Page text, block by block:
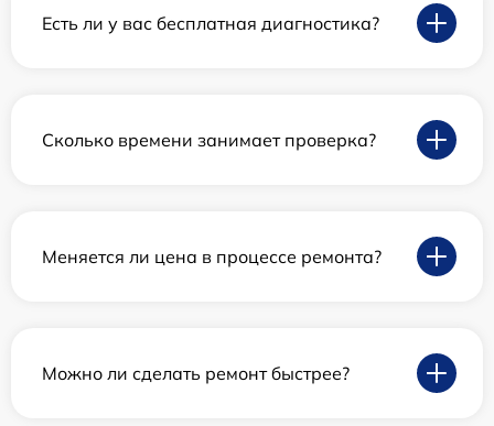
Есть ли у вас бесплатная диагностика?
Сколько времени занимает проверка?
Меняется ли цена в процессе ремонта?
Можно ли сделать ремонт быстрее?